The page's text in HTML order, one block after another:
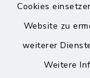
Cookies
Website zu
weiterer
Weitere